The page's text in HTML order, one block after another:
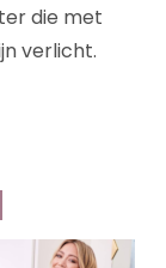
die met
verlicht.